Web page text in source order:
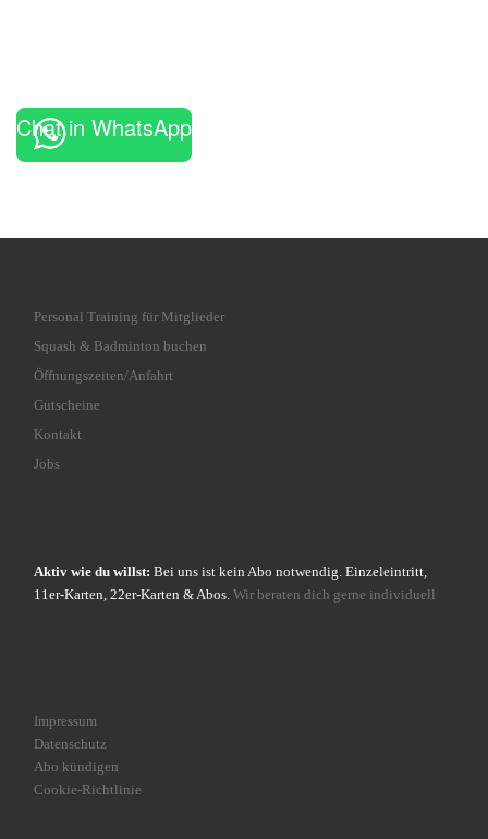
Chat in WhatsApp
Personal Training für Mitglieder
Squash & Badminton buchen
Öffnungszeiten/Anfahrt
Gutscheine
Kontakt
Jobs
Aktiv wie du willst: Bei uns ist kein Abo notwendig. Einzeleintritt,
11er-Karten, 22er-Karten & Abos. Wir beraten dich gerne individuell
Impressum
Datenschutz
Abo kündigen
Cookie-Richtlinie